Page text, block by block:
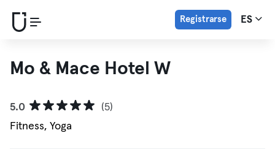
Registrarse ES
Mo & Mace Hotel W
5.0
(5)
Fitness, Yoga